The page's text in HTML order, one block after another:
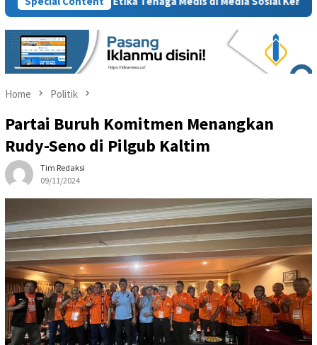
Home Politik
Partai Buruh Komitmen Menangkan
Rudy-Seno di Pilgub Kaltim
Tim Redaksi
09/11/2024